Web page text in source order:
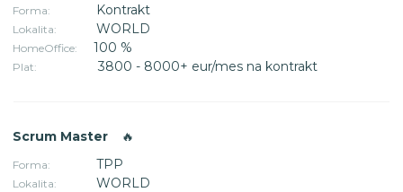
Forma: Kontrakt
Lokalita: WORLD
HomeOffice: 100 %
Plat: 3800 - 8000+ eur/mes na kontrakt
Scrum Master 🔥
Forma: TPP
Lokalita: WORLD